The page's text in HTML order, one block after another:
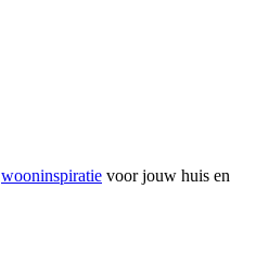
wooninspiratie voor jouw huis en